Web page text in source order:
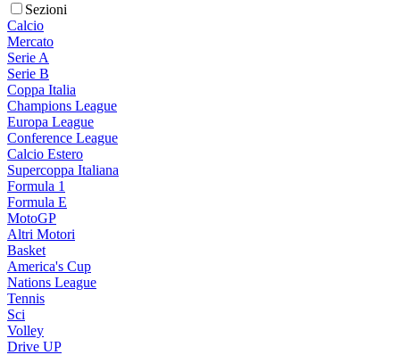
Sezioni
Calcio
Mercato
Serie A
Serie B
Coppa Italia
Champions League
Europa League
Conference League
Calcio Estero
Supercoppa Italiana
Formula 1
Formula E
MotoGP
Altri Motori
Basket
America's Cup
Nations League
Tennis
Sci
Volley
Drive UP